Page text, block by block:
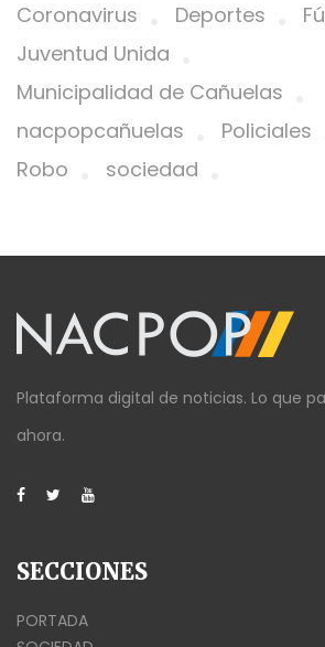
Coronavirus
Deportes
Juventud Unida
Municipalidad de Cañuelas
nacpopcañuelas
Policiales
Robo
sociedad
Plataforma digital de noticias. Lo que
ahora.
SECCIONES
PORTADA